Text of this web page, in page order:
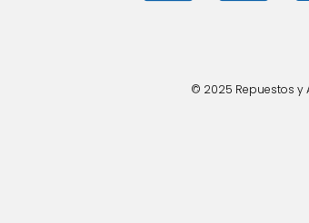
© 2025 Repuestos y